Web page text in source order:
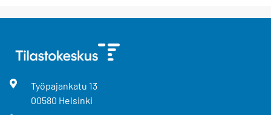
Työpajankatu 13
00580 Helsinki